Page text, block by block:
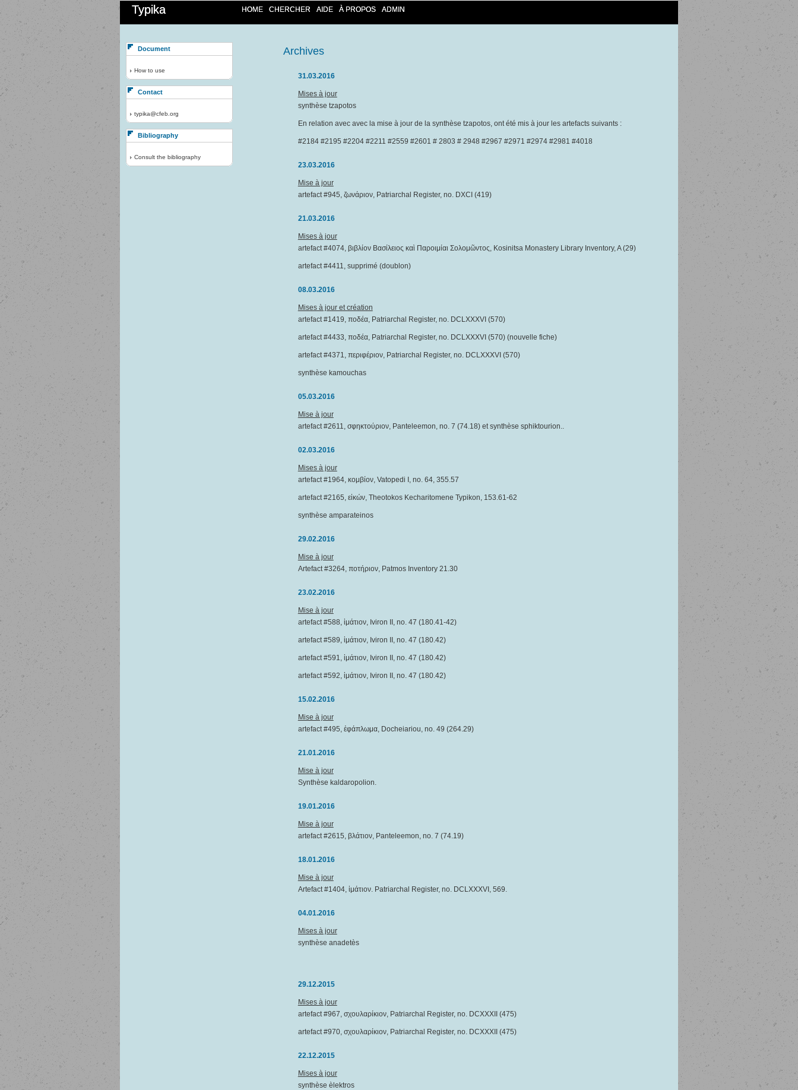
Typika HOME CHERCHER AIDE À PROPOS ADMIN
Document
How to use
Contact
typika@cfeb.org
Bibliography
Consult the bibliography
Archives
31.03.2016
Mises à jour
synthèse tzapotos
En relation avec avec la mise à jour de la synthèse tzapotos, ont été mis à jour les artefacts suivants :
#2184 #2195 #2204 #2211 #2559 #2601 # 2803 # 2948 #2967 #2971 #2974 #2981 #4018
23.03.2016
Mise à jour
artefact #945, ζωνάριον, Patriarchal Register, no. DXCI (419)
21.03.2016
Mises à jour
artefact #4074, βιβλίον Βασίλειος καὶ Παροιμίαι Σολομῶντος, Kosinitsa Monastery Library Inventory, A (29)
artefact #4411, supprimé (doublon)
08.03.2016
Mises à jour et création
artefact #1419, ποδέα, Patriarchal Register, no. DCLXXXVI (570)
artefact #4433, ποδέα, Patriarchal Register, no. DCLXXXVI (570) (nouvelle fiche)
artefact #4371, περιφέριον, Patriarchal Register, no. DCLXXXVI (570)
synthèse kamouchas
05.03.2016
Mise à jour
artefact #2611, σφηκτούριον, Panteleemon, no. 7 (74.18) et synthèse sphiktourion..
02.03.2016
Mises à jour
artefact #1964, κομβίον, Vatopedi I, no. 64, 355.57
artefact #2165, εἰκών, Theotokos Kecharitomene Typikon, 153.61-62
synthèse amparateinos
29.02.2016
Mise à jour
Artefact #3264, ποτήριον, Patmos Inventory 21.30
23.02.2016
Mise à jour
artefact #588, ἱμάτιον, Iviron II, no. 47 (180.41-42)
artefact #589, ἱμάτιον, Iviron II, no. 47 (180.42)
artefact #591, ἱμάτιον, Iviron II, no. 47 (180.42)
artefact #592, ἱμάτιον, Iviron II, no. 47 (180.42)
15.02.2016
Mise à jour
artefact #495, ἐφάπλωμα, Docheiariou, no. 49 (264.29)
21.01.2016
Mise à jour
Synthèse kaldaropolion.
19.01.2016
Mise à jour
artefact #2615, βλάτιον, Panteleemon, no. 7 (74.19)
18.01.2016
Mise à jour
Artefact #1404, ἱμάτιον. Patriarchal Register, no. DCLXXXVI, 569.
04.01.2016
Mises à jour
synthèse anadetès
29.12.2015
Mises à jour
artefact #967, σχουλαρίκιον, Patriarchal Register, no. DCXXXII (475)
artefact #970, σχουλαρίκιον, Patriarchal Register, no. DCXXXII (475)
22.12.2015
Mises à jour
synthèse èlektros